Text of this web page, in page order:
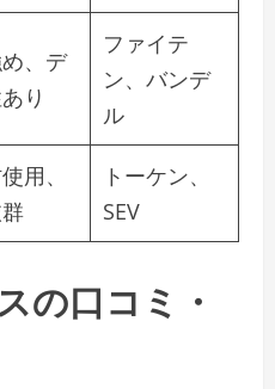
、デ
り
ファイテ
ン、バンデ
ル
用、
トーケン、
SEV
の口コミ・